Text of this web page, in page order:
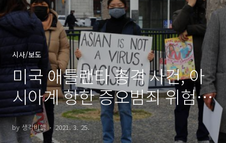
시사/보도
미국 애틀랜타 총격 사건, 아
시아계 항한 증오범죄 위험수
위 넘었다
by 생각비행 2021. 3. 25.